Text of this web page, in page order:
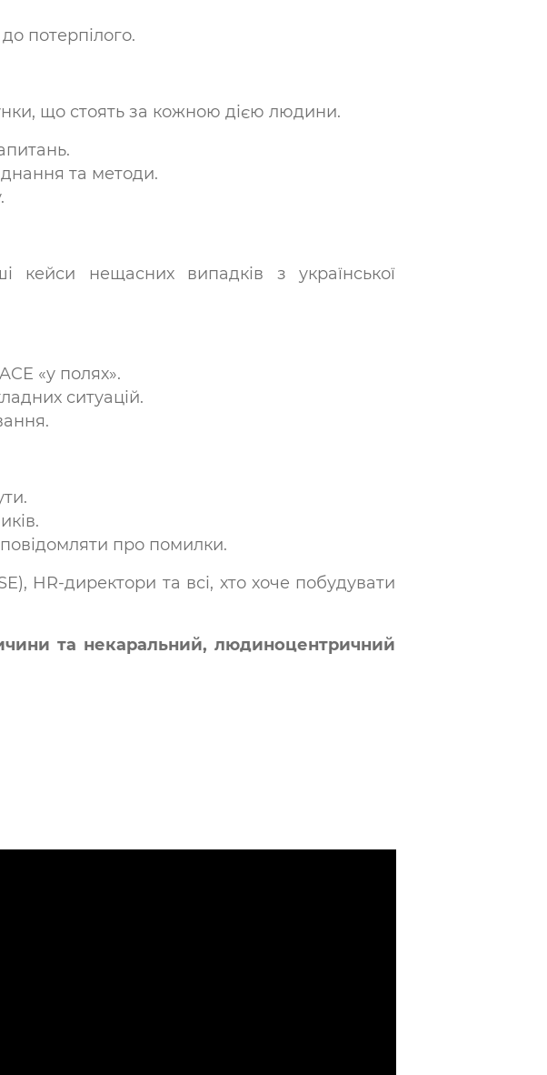
потерпілого.
що стоять за кожною дією людини.
та методи.
кейси нещасних випадків з української
«у полях».
ситуацій.
про помилки.
HR-директори та всі, хто хоче побудувати
та некаральний, людиноцентричний